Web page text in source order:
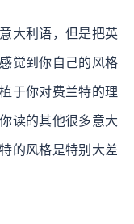
大利语，但是把英
觉到你自己的风格
于你对费兰特的理
读的其他很多意大
的风格是特别大差